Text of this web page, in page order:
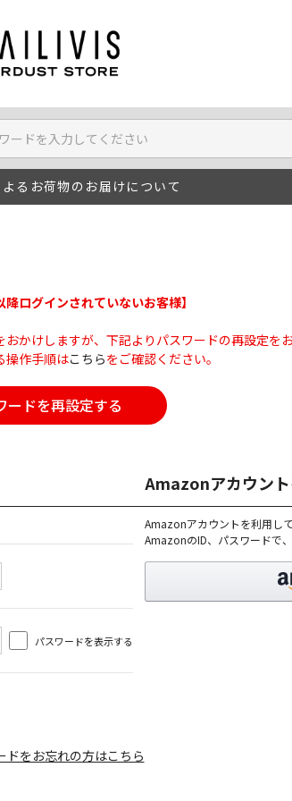
るお荷物のお届けについて
降ログインされていないお客様】
かけしますが、下記よりパスワードの再設定をお
操作手順はこちらをご確認ください。
ードを再設定する
パスワードを表示する
ドをお忘れの方はこちら
Amazonアカウン
Amazonアカウントを利用し
AmazonのID、パスワードで